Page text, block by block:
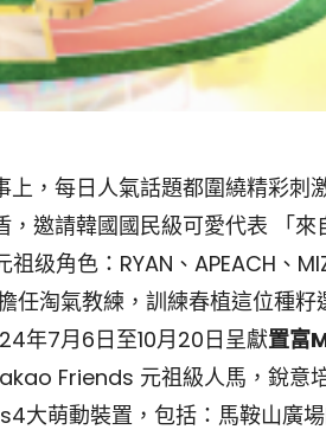
，每日人氣話題都圍繞精彩刺
邀請韓國國民級可愛代表 「來
级角色：RYAN、APEACH、
任淘氣教練，訓練春植這位種籽
年7月6日至10月20日呈獻置富
Friends 元祖級人馬，銳意
大萌動裝置，包括：馬鞍山廣